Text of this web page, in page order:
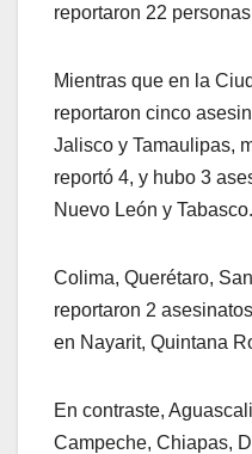
reportaron 22
Mientras que en la
reportaron cinco
Jalisco y Tamaulipas,
reportó 4, y hubo 3
Nuevo León y Tabasco.
Colima, Querétaro,
reportaron 2
en Nayarit, Quintana
En contraste,
Campeche, Chiapas,